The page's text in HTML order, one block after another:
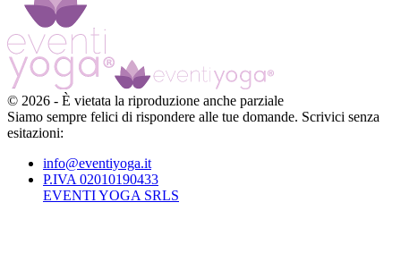
© 2026 - È vietata la riproduzione anche parziale
Siamo sempre felici di rispondere alle tue domande. Scrivici senza
esitazioni:
info@eventiyoga.it
P.IVA 02010190433
EVENTI YOGA SRLS